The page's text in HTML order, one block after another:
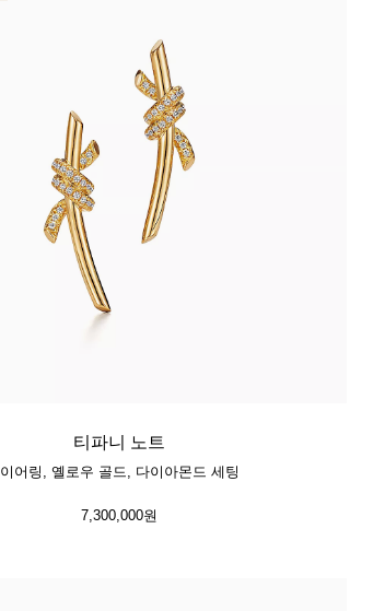
티파니 노트
이어링, 옐로우 골드, 다이아몬드 세팅
7,300,000원